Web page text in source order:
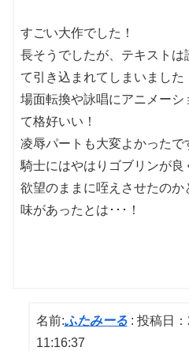
すごい大作でした！
長そうでしたが、テキストは
て引き込まれてしまいました
場面転換や詠唱にアニメーシ
て格好いい！
凌辱パートも大変よかったで
騎士にはやはりゴブリンが良
欲望のままに咥えさせたの
味があったとは･･･！
名前:ふたみーる: 投稿日
11:16:37